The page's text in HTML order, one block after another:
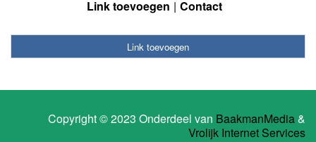
Link toevoegen Contact
Link toevoegen
Copyright © 2023 Onderdeel van BaakmanMedia&
Vrolijk Internet Services